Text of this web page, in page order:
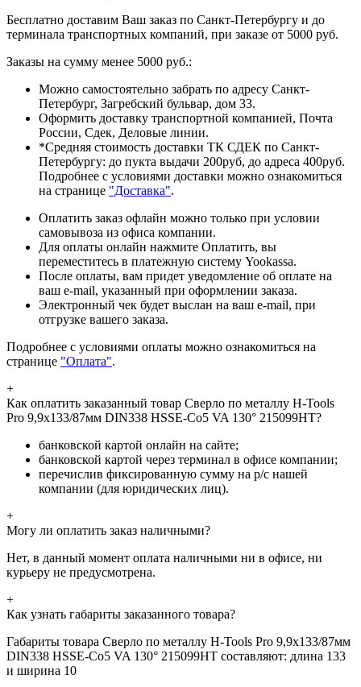
Бесплатно доставим Ваш заказ по Санкт-Петербургу и до
терминала транспортных компаний, при заказе от 5000 руб.
Заказы на сумму менее 5000 руб.:
Можно самостоятельно забрать по адресу Санкт-
Петербург, Загребский бульвар, дом 33.
Оформить доставку транспортной компанией, Почта
России, Сдек, Деловые линии.
*Средняя стоимость доставки ТК СДЕК по Санкт-
Петербургу: до пукта выдачи 200руб, до адреса 400руб.
Подробнее с условиями доставки можно ознакомиться
на странице "Доставка".
Оплатить заказ офлайн можно только при условии
самовывоза из офиса компании.
Для оплаты онлайн нажмите Оплатить, вы
переместитесь в платежную систему Yookassa.
После оплаты, вам придет уведомление об оплате на
ваш e-mail, указанный при оформлении заказа.
Электронный чек будет выслан на ваш e-mail, при
отгрузке вашего заказа.
Подробнее с условиями оплаты можно ознакомиться на
странице "Оплата".
+
Как оплатить заказанный товар Сверло по металлу H-Tools
Pro 9,9x133/87мм DIN338 HSSE-Co5 VA 130° 215099HT?
банковской картой онлайн на сайте;
банковской картой через терминал в офисе компании;
перечислив фиксированную сумму на р/с нашей
компании (для юридических лиц).
+
Могу ли оплатить заказ наличными?
Нет, в данный момент оплата наличными ни в офисе, ни
курьеру не предусмотрена.
+
Как узнать габариты заказанного товара?
Габариты товара Сверло по металлу H-Tools Pro 9,9x133/87мм
DIN338 HSSE-Co5 VA 130° 215099HT составляют: длина 133
и ширина 10